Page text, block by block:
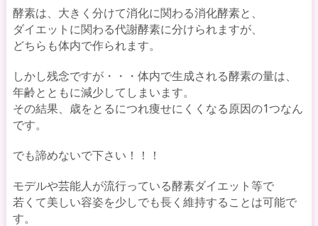
酵素は、大きく分けて消化に関わる消化酵素と、
ダイエットに関わる代謝酵素に分けられますが、
どちらも体内で作られます。
しかし残念ですが・・・体内で生成される酵素の量は、
年齢とともに減少してしまいます。
その結果、歳をとるにつれ痩せにくくなる原因の1つなん
です。
でも諦めないで下さい！！！
モデルや芸能人が流行っている酵素ダイエット等で
若くて美しい容姿を少しでも長く維持することは可能で
す。